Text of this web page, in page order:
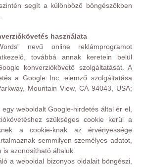
segít a különböző böngészőkben
használata
nevű online reklámprogramot
továbbá annak keretein belül
konverziókövető szolgáltatását. A
a Google Inc. elemző szolgáltatása
Mountain View, CA 94043, USA;
weboldalt Google-hirdetés által ér el,
szükséges cookie kerül a
a cookie-knak az érvényessége
semmilyen személyes adatot,
azonosítható általuk.
a weboldal bizonyos oldalait böngészi,